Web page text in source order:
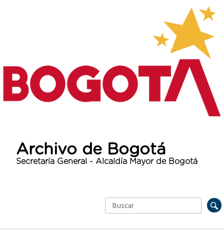
Archivo de Bogotá
Secretaría General - Alcaldía Mayor de Bogotá
Formulario de búsqueda
Buscar